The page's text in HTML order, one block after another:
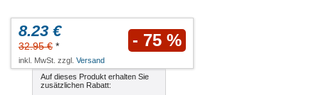
8.23 €
32.95 € * - 75 %
inkl. MwSt. zzgl. Versand
Auf dieses Produkt erhalten Sie
zusätzlichen Rabatt: